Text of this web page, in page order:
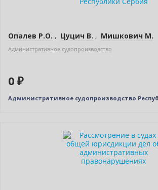
Опалев Р.О. , Цуцич В. , Мишкович М.
Административное судопроизводство
0 ₽
Административное судопроизводство